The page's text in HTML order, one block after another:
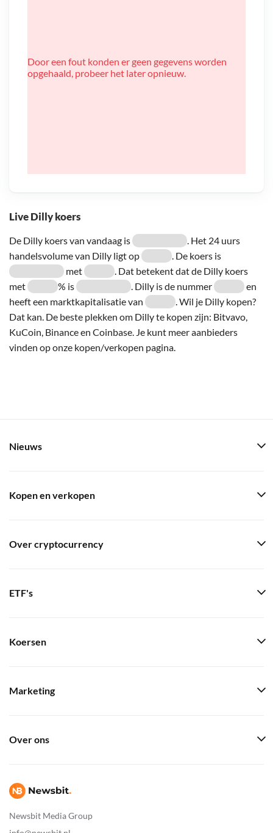
Live Dilly koers
De Dilly koers van vandaag is
. Het 24 uurs
handelsvolume van Dilly ligt op
. De koers is
met
. Dat betekent dat de Dilly koers
met
% is . Dilly is de nummer
en
heeft een marktkapitalisatie van
. Wil je Dilly kopen?
Dat kan. De beste plekken om Dilly te kopen zijn: Bitvavo,
KuCoin, Binance en Coinbase. Je kunt meer aanbieders
vinden op onze kopen/verkopen pagina.
Door een fout konden er geen gegevens worden
opgehaald, probeer het later opnieuw.
Newsbit Media Group
Nieuws
Kopen en verkopen
Over cryptocurrency
ETF's
Koersen
Marketing
Over ons